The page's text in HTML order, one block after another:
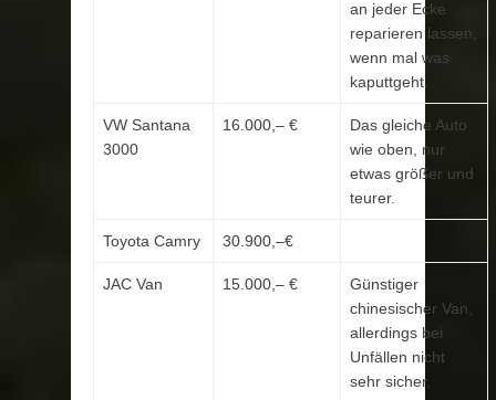
an jeder Ecke
reparieren lassen,
wenn mal was
kaputtgeht.
VW Santana
3000
16.000,– €
Das gleiche Auto
wie oben, nur
etwas größer und
teurer.
Toyota Camry 30.900,–€
JAC Van 15.000,– €
Günstiger
chinesischer Van,
allerdings bei
Unfällen nicht
sehr sicher.